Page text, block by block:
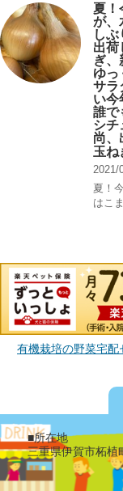
夏！
が、
し
出荷
ぎ、
ゆっ
サラ
い今
誰で
シチ
尚、
玉ね
2021/
夏！
はこ
有機栽培の野菜宅配
■所在地
三重県伊賀市柘植